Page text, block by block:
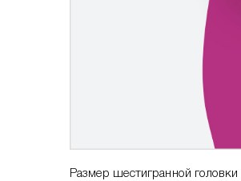
Размер шестигранной